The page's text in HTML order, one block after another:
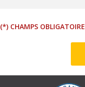
(*) CHAMPS OBLIGATOIRE